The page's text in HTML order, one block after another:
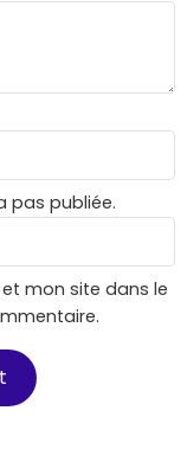
pas publiée.
mon site dans le